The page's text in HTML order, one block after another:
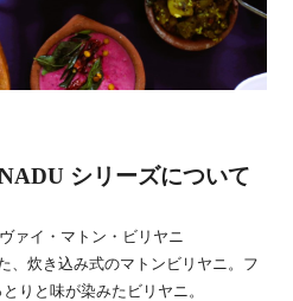
シリーズについて
ヴァイ・マトン・ビリヤニ
、炊き込み式のマトンビリヤニ。 フ
りと味が染みたビリヤニ。